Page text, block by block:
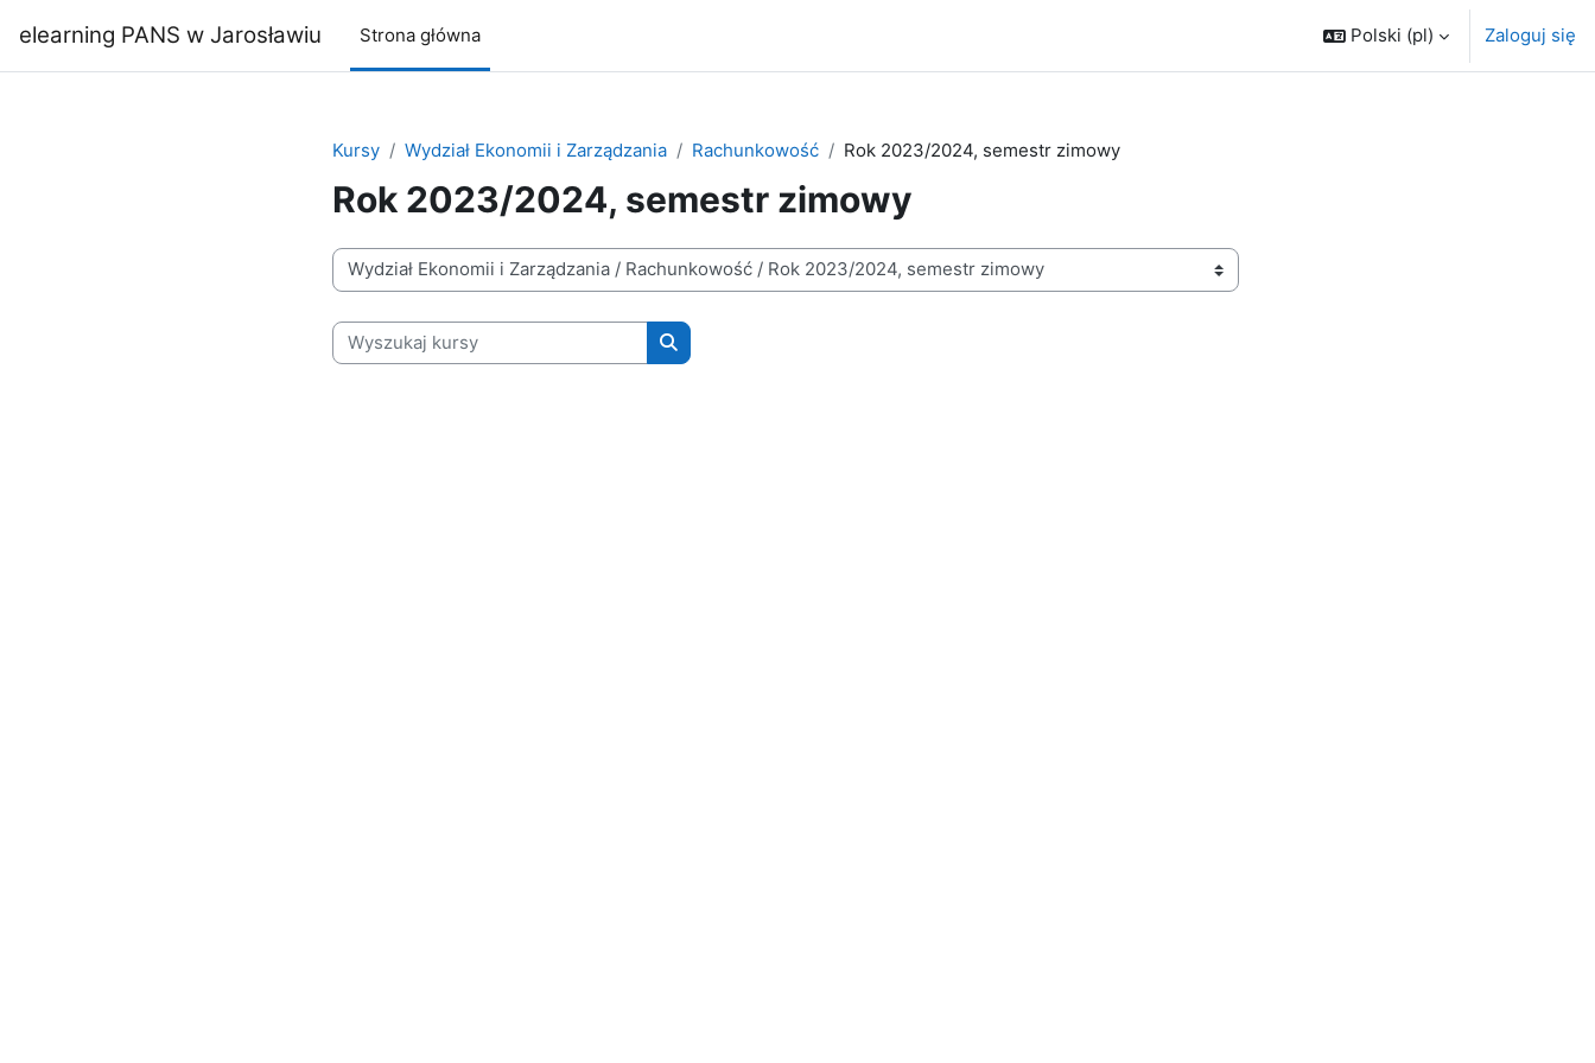
elearning PANS w Jarosławiu Strona główna Polski ‎(pl)‎ Zaloguj się
Kursy Wydział Ekonomii i Zarządzania Rachunkowość Rok 2023/2024, semestr zimowy
Rok 2023/2024, semestr zimowy
Kategorie kursów
Wyszukaj kursy
Wyszukaj kursy